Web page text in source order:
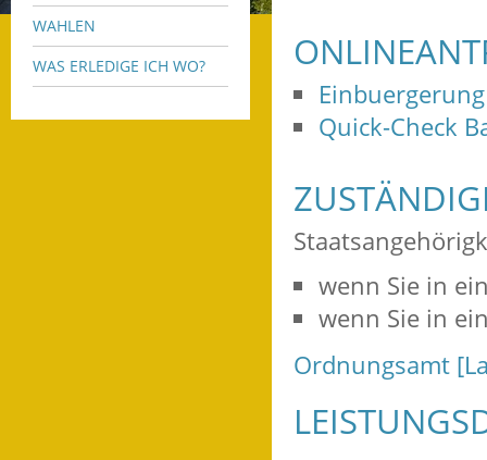
WAHLEN
WAS ERLEDIGE ICH WO?
Einbuergerung
Quick-Check
wenn Sie in
wenn Sie in
Ordnungsamt